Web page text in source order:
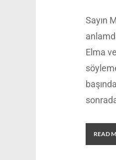
Sayın
Elma
READ